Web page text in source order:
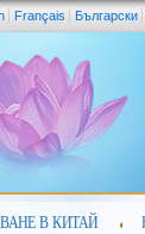
Français Български
В КИТАЙ